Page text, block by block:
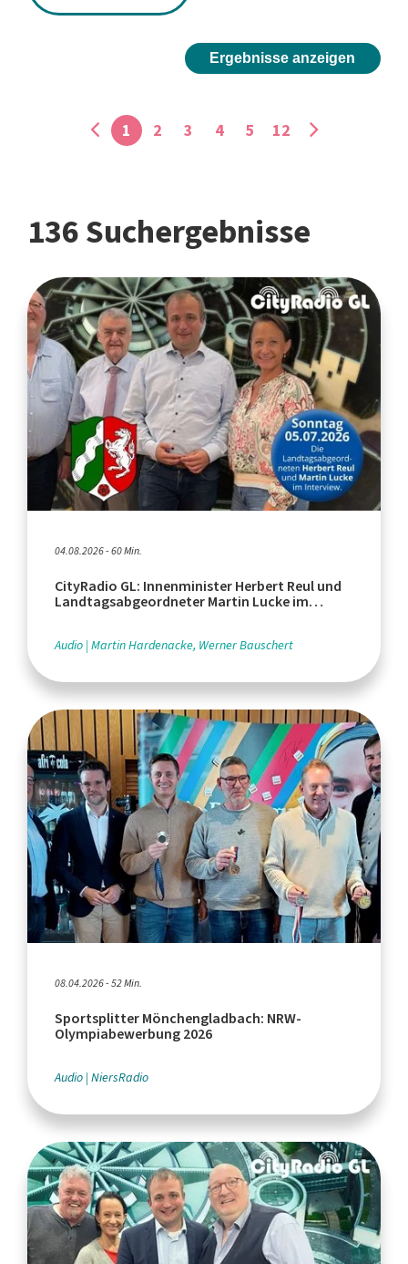
Ergebnisse anzeigen
1 2 3 4 5 12
136 Suchergebnisse
04.08.2026 - 60 Min.
CityRadio GL: Innenminister Herbert Reul und
Landtagsabgeordneter Martin Lucke im
Audio Martin Hardenacke, Werner Bauschert
08.04.2026 - 52 Min.
Sportsplitter Mönchengladbach: NRW-
Olympiabewerbung 2026
Audio NiersRadio